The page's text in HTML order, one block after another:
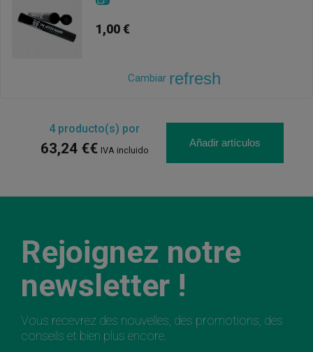
1,00 €
Cambiar refresh
4producto(s) por
63,24 €€ IVA incluido
Añadir artículos
Rejoignez notre
newsletter !
Vous recevrez des nouvelles, des promotions, des
conseils et bien plus encore.